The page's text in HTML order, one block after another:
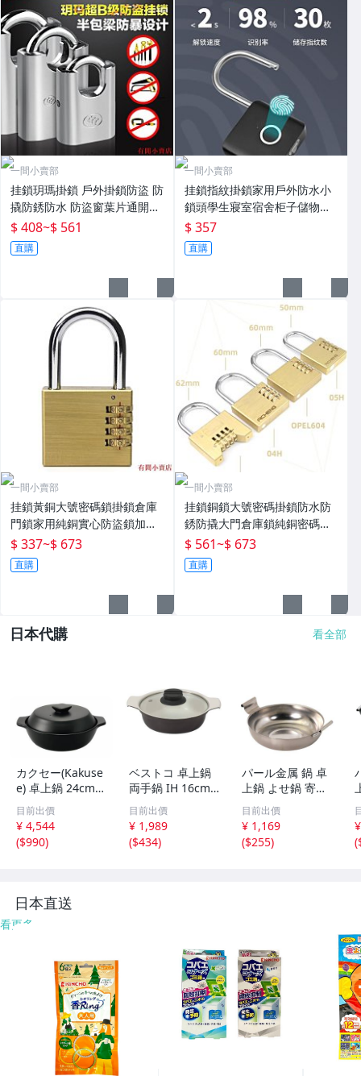
一間小賣部
挂鎖玥瑪掛鎖 戶外掛鎖防盜 防
撬防銹防水 防盜窗葉片通開掛
鎖 玥瑪鎖 現貨
$ 408~$ 561
直購
一間小賣部
挂鎖指紋掛鎖家用戶外防水小
鎖頭學生寢室宿舍柜子儲物柜
子防盜鎖 現貨
$ 357
直購
一間小賣部
挂鎖黃銅大號密碼鎖掛鎖倉庫
門鎖家用純銅實心防盜鎖加粗
宿舍防水鎖子 現貨
$ 337~$ 673
直購
一間小賣部
挂鎖銅鎖大號密碼掛鎖防水防
銹防撬大門倉庫鎖純銅密碼鎖
頭宿舍柜子鎖 現貨
$ 561~$ 673
直購
日本代購 看全部
カクセー(Kakuse
e) 卓上鍋 24cm 3
-4人用 8号 洋風
土鍋 陶器 電子レ
ンジ対応 直火対
応 デリシアス DE
目前出價
¥ 4,544
($990)
ベストコ 卓上鍋
両手鍋 IH 16cm
ガラス蓋付 ワイ
ンレッド セラミ
ック NQ-0051 ビ
ストロ カローレ
目前出價
¥ 1,989
($434)
パール金属 鍋 卓
上鍋 よせ鍋 寄せ
鍋 ちり鍋 18cm
日本製 ステンレ
ス製 IH対応 ガス
火対応 和楽庵 HC
目前出價
¥ 1,169
($255)
(
日本直送
看更多